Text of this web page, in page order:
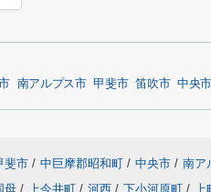
南アルプス市 甲斐市 笛吹市 中央市
斐市 / 中巨摩郡昭和町 / 中央市 / 南ア
母 / 上今井町 / 河西 / 下小河原町 / 上